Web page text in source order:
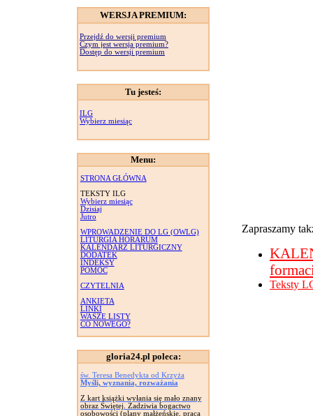
WERSJA PREMIUM:
Przejdź do wersji premium
Czym jest wersja premium?
Dostęp do wersji premium
Tu jesteś:
ILG
Wybierz miesiąc
Menu:
STRONA GŁÓWNA
TEKSTY ILG
Wybierz miesiąc
Dzisiaj
Jutro
WPROWADZENIE DO LG (OWLG)
LITURGIA HORARUM
KALENDARZ LITURGICZNY
DODATEK
INDEKSY
POMOC
CZYTELNIA
ANKIETA
LINKI
WASZE LISTY
CO NOWEGO?
gloria24.pl poleca:
św. Teresa Benedykta od Krzyża
Myśli, wyznania, rozważania
Z kart książki wyłania się mało znany
obraz Świętej. Zadziwia bogactwo
osobowości (plany małżeńskie, praca
Zapraszamy
Teksty